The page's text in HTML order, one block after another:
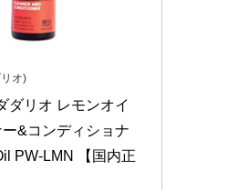
オ)
ダリオ レモンオイ
&コンディショナ
PW-LMN 【国内正